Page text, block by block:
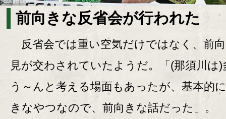
前向きな反省会が行われた
反省会では重い空気だけではなく、前
見が交わされていたようだ。「(那須川は)
う～んと考える場面もあったが、基本的
きなやつなので、前向きな話だった」。